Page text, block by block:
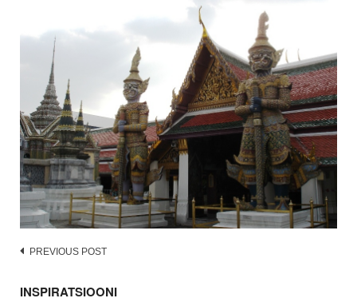
Post
PREVIOUS POST
INSPIRATSIOONI